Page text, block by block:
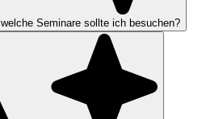
Seminare sollte ich besuchen?